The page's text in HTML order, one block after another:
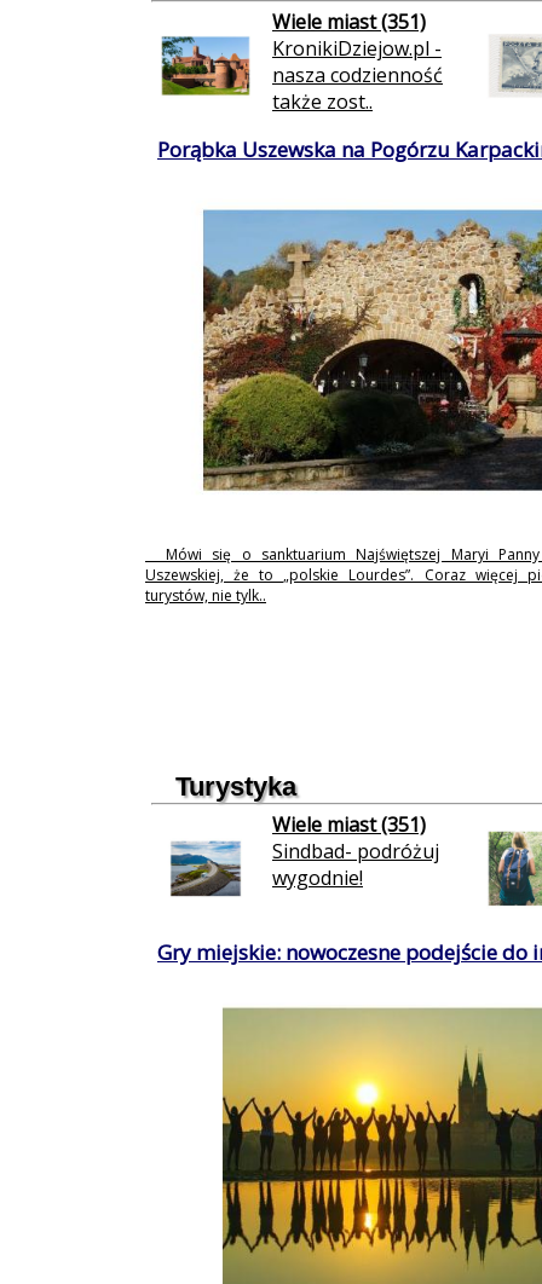
Wiele miast (351)
KronikiDziejow.pl -
nasza codzienność
także zost..
Porąbka Uszewska na Pogórzu
Mówi się o sanktuarium Najświętszej Maryi
Uszewskiej, że to „polskie Lourdes”. Coraz więcej
turystów, nie tylk..
Turystyka
Wiele miast (351)
Sindbad- podróżuj
wygodnie!
Gry miejskie: nowoczesne podejście do